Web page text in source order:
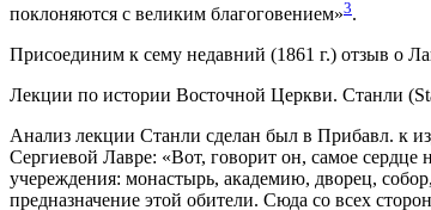
поклоняются с великим благоговением»3.
Присоединим к сему недавний (1861 г.) отзыв о
Лекции по истории Восточной Церкви. Станли
Анализ лекции Станли сделан был в Прибавл. к
Сергиевой Лавре: «Вот, говорит он, самое
учереждения: монастырь, академию, дворец,
предназначение этой обители. Сюда со всех